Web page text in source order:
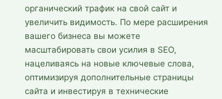
органический трафик на свой сайт и
увеличить видимость. По мере расширения
вашего бизнеса вы можете
масштабировать свои усилия в SEO,
нацеливаясь на новые ключевые слова,
оптимизируя дополнительные страницы
сайта и инвестируя в технические